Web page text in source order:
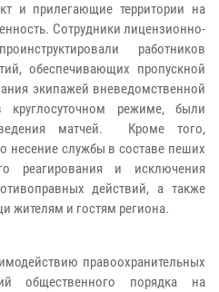
и прилегающие территории на
Сотрудники лицензионно-
работников
обеспечивающих пропускной
экипажей вневедомственной
режиме, были
матчей. Кроме того,
несение службы в составе пеших
реагирования и исключения
действий, а также
жителям и гостям региона.
правоохранительных
общественного порядка на